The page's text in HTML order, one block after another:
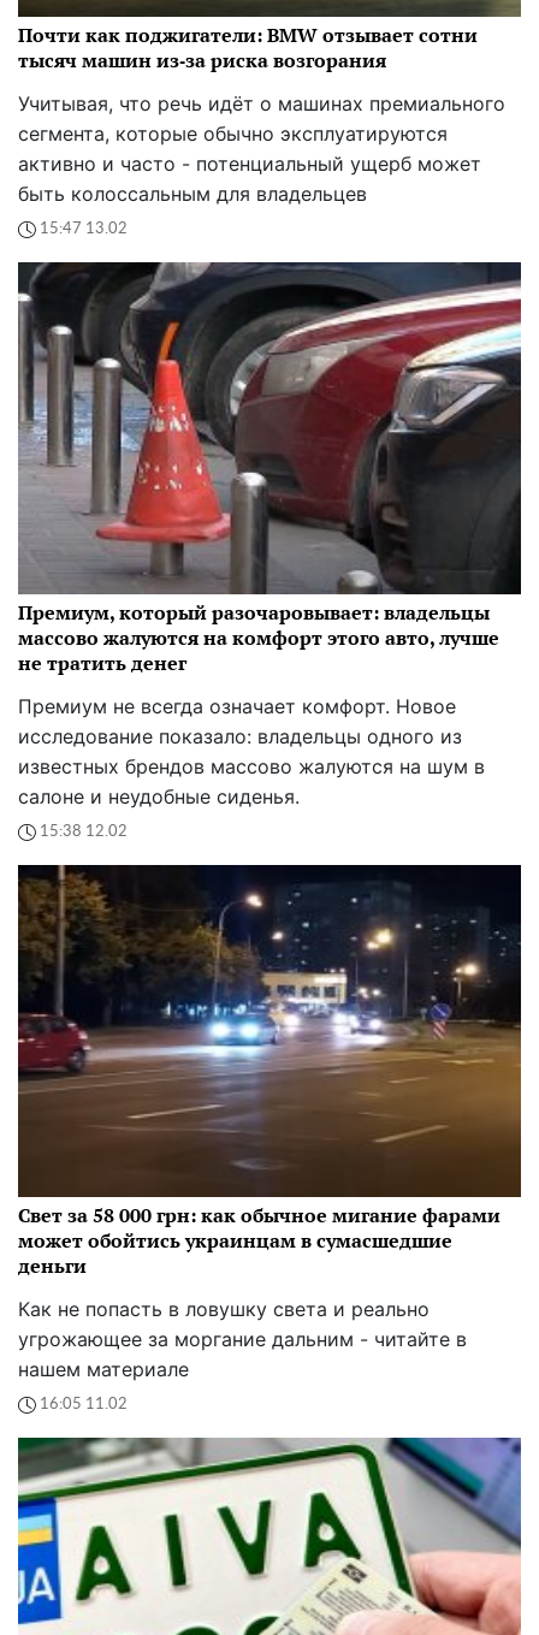
Почти как поджигатели: BMW отзывает сотни
тысяч машин из‑за риска возгорания
Учитывая, что речь идёт о машинах премиального
сегмента, которые обычно эксплуатируются
активно и часто - потенциальный ущерб может
быть колоссальным для владельцев
15:47 13.02
Премиум, который разочаровывает: владельцы
массово жалуются на комфорт этого авто, лучше
не тратить денег
Премиум не всегда означает комфорт. Новое
исследование показало: владельцы одного из
известных брендов массово жалуются на шум в
салоне и неудобные сиденья.
15:38 12.02
Свет за 58 000 грн: как обычное мигание фарами
может обойтись украинцам в сумасшедшие
деньги
Как не попасть в ловушку света и реально
угрожающее за моргание дальним - читайте в
нашем материале
16:05 11.02